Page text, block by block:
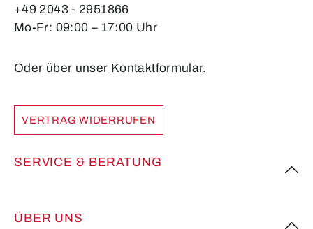
+49 2043 - 2951866
Mo-Fr: 09:00 – 17:00 Uhr
Oder über unser Kontaktformular.
VERTRAG WIDERRUFEN
SERVICE & BERATUNG
ÜBER UNS